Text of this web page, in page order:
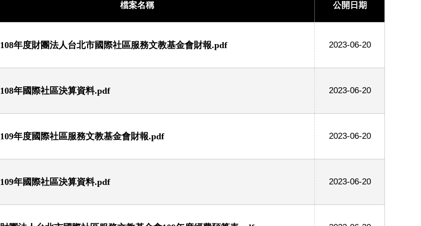
檔案名稱 公開日期
108年度財團法人台北市國際社區服務文教基金會財報.pdf 2023-06-20
108年國際社區決算資料.pdf 2023-06-20
109年度國際社區服務文教基金會財報.pdf 2023-06-20
109年國際社區決算資料.pdf 2023-06-20